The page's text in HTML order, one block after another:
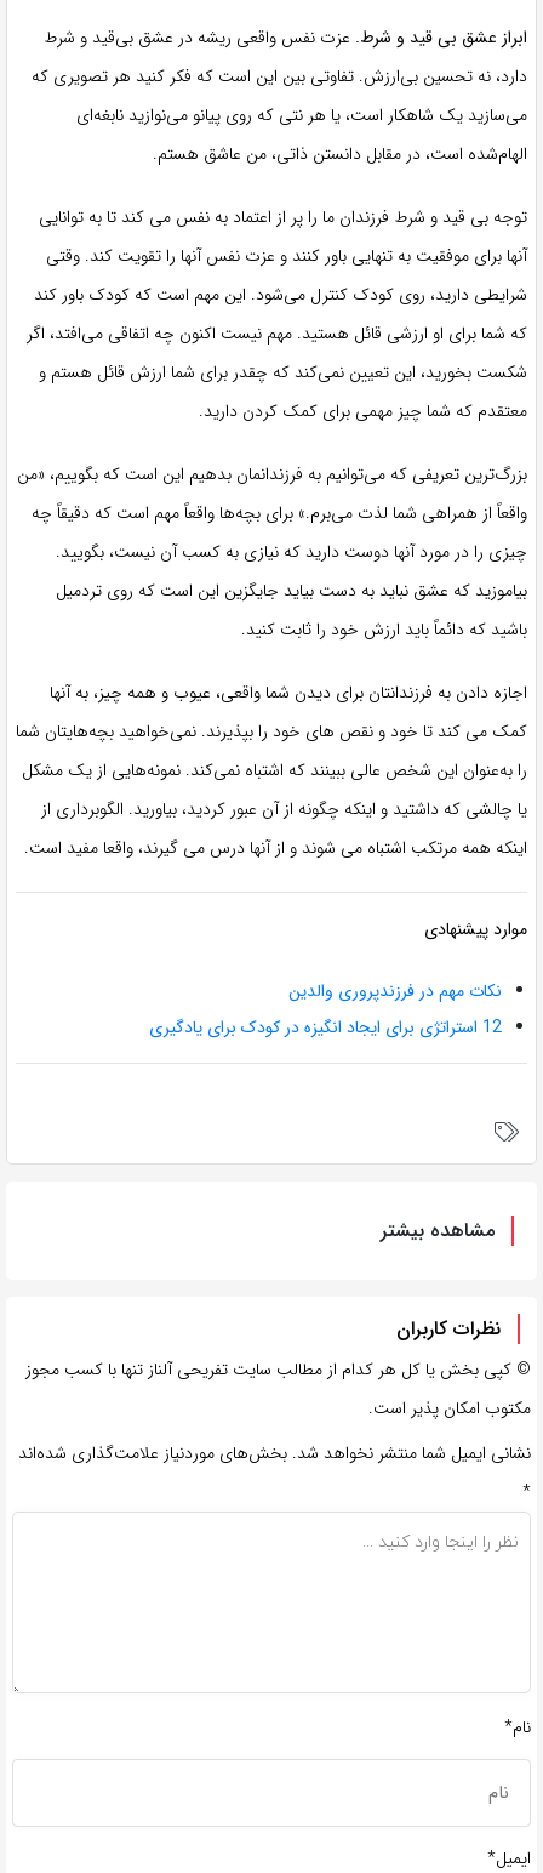
ابراز عشق بی قید و شرط. عزت نفس واقعی ریشه در عشق بی‌قید و شرط
دارد، نه تحسین بی‌ارزش. تفاوتی بین این است که فکر کنید هر تصویری که
می‌سازید یک شاهکار است، یا هر نتی که روی پیانو می‌نوازید نابغه‌ای
الهام‌شده است، در مقابل دانستن ذاتی، من عاشق هستم.
توجه بی قید و شرط فرزندان ما را پر از اعتماد به نفس می کند تا به توانایی
آنها برای موفقیت به تنهایی باور کنند و عزت نفس آنها را تقویت کند. وقتی
شرایطی دارید، روی کودک کنترل می‌شود. این مهم است که کودک باور کند
که شما برای او ارزشی قائل هستید. مهم نیست اکنون چه اتفاقی می‌افتد، اگر
شکست بخورید، این تعیین نمی‌کند که چقدر برای شما ارزش قائل هستم و
معتقدم که شما چیز مهمی برای کمک کردن دارید.
بزرگ‌ترین تعریفی که می‌توانیم به فرزندانمان بدهیم این است که بگوییم، «من
واقعاً از همراهی شما لذت می‌برم.» برای بچه‌ها واقعاً مهم است که دقیقاً چه
چیزی را در مورد آنها دوست دارید که نیازی به کسب آن نیست، بگویید.
بیاموزید که عشق نباید به دست بیاید جایگزین این است که روی تردمیل
باشید که دائماً باید ارزش خود را ثابت کنید.
اجازه دادن به فرزندانتان برای دیدن شما واقعی، عیوب و همه چیز، به آنها
کمک می کند تا خود و نقص های خود را بپذیرند. نمی‌خواهید بچه‌هایتان شما
را به‌عنوان این شخص عالی ببینند که اشتباه نمی‌کند. نمونه‌هایی از یک مشکل
یا چالشی که داشتید و اینکه چگونه از آن عبور کردید، بیاورید. الگوبرداری از
اینکه همه مرتکب اشتباه می شوند و از آنها درس می گیرند، واقعا مفید است.
موارد پیشنهادی
نکات مهم در فرزندپروری والدین
12 استراتژی برای ایجاد انگیزه در کودک برای یادگیری
مشاهده بیشتر
نظرات کاربران
© کپی بخش یا کل هر کدام از مطالب سایت تفریحی آلناز تنها با کسب مجوز
مکتوب امکان پذیر است.
نشانی ایمیل شما منتشر نخواهد شد. بخش‌های موردنیاز علامت‌گذاری شده‌اند
*
نام*
ایمیل*